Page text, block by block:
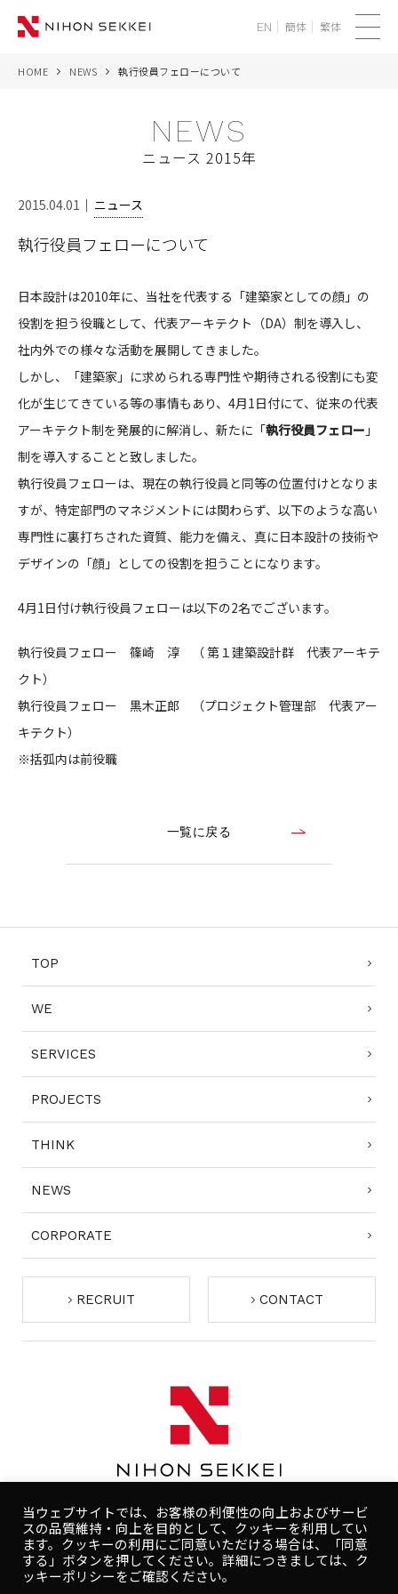
CORPORATE
CONTACT
コンプライアンスポリシー プライバシーポリシー ご利用規約
EN 簡体 繁体
HOME NEWS 執行役員フェローについて
NEWS
ニュース 2015年
2015.04.01 ニュース
執行役員フェローについて
日本設計は2010年に、当社を代表する「建築家としての顔」の
役割を担う役職として、代表アーキテクト（DA）制を導入し、
社内外での様々な活動を展開してきました。
しかし、「建築家」に求められる専門性や期待される役割にも変
化が生じてきている等の事情もあり、4月1日付にて、従来の代表
アーキテクト制を発展的に解消し、新たに「執行役員フェロー 」
制を導入することと致しました。
執行役員フェローは、現在の執行役員と同等の位置付けとなりま
すが、特定部門のマネジメントには関わらず、以下のような高い
専門性に裏打ちされた資質、能力を備え、真に日本設計の技術や
デザインの「顔」としての役割を担うことになります。
4月1日付け執行役員フェローは以下の2名でございます。
執行役員フェロー 篠崎 淳 （ 第１建築設計群 代表アーキテ
クト）
執行役員フェロー 黒木正郎 （プロジェクト管理部 代表アー
キテクト）
※括弧内は前役職
一覧に戻る
TOP
WE
SERVICES
PROJECTS
THINK
NEWS
CORPORATE
RECRUIT CONTACT
コンプライアンスポリシー
プライバシーポリシー
当ウェブサイトでは、お客様の利便性の向上およびサービ
スの品質維持・向上を目的として、クッキーを利用してい
ます。クッキーの利用にご同意いただける場合は、「同意
する」ボタンを押してください。詳細につきましては、ク
ッキーポリシーをご確認ください。